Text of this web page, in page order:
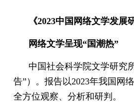
《2023中国网络文学发
网络文学呈现“国潮热”
中国社会科学院文学研究
告”）。报告以2023年我国网
全方位观察、分析和研判。